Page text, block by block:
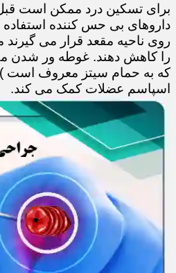
برای تسکین درد ممکن است
داروهای بی حس کننده
روی ناحیه مقعد قرار می
را کاهش دهند. غوطه ور شدن
که به حمام سیتز معروف است )
اسپاسم عضلات کمک می کند.